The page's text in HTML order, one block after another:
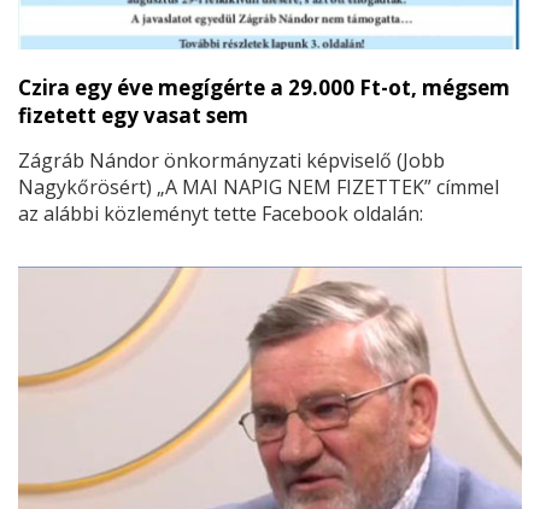
Czira egy éve megígérte a 29.000 Ft-ot, mégsem
fizetett egy vasat sem
Zágráb Nándor önkormányzati képviselő (Jobb
Nagykőrösért) „A MAI NAPIG NEM FIZETTEK” címmel
az alábbi közleményt tette Facebook oldalán: